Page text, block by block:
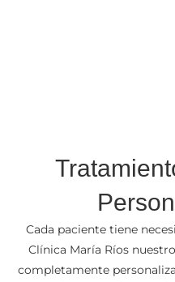
Cada paciente tiene
Clínica María Ríos
completamente